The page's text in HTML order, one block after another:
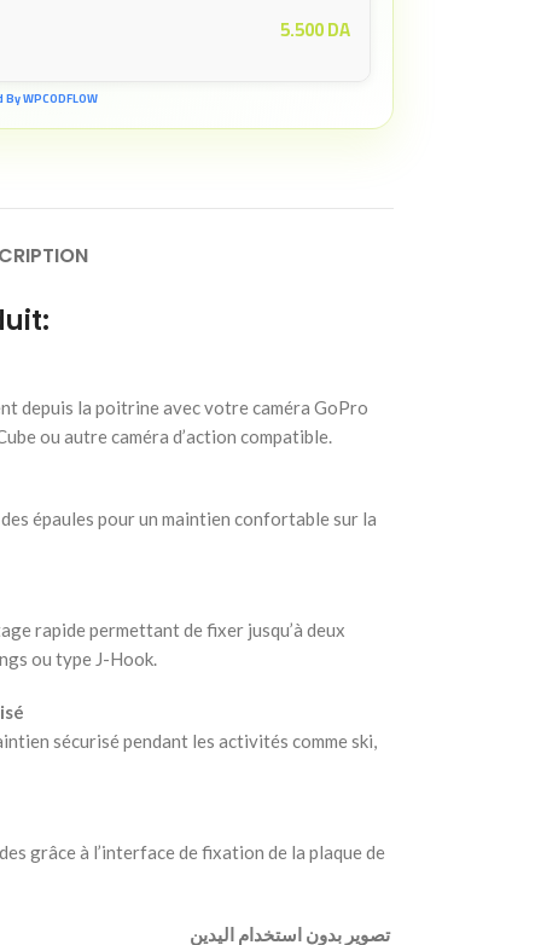
5.500DA
WPCODFLOW
depuis la poitrine avec votre caméra GoPro
ou autre caméra d’action compatible.
épaules pour un maintien confortable sur la
rapide permettant de fixer jusqu’à deux
ou type J-Hook.
sécurisé pendant les activités comme ski,
grâce à l’interface de fixation de la plaque de
‫ تصوير بدون استخدام اليدين